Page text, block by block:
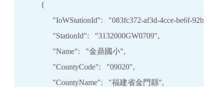
      {
"IoWStationId":   "083fc372-af3d-4cce-be6f-
            "StationId":   "3132000GW0709",
            "Name":   "金鼎國小",
            "CountyCode":   "09020",
            "CountyName":   "福建省金門縣",